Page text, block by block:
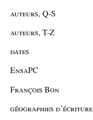
auteurs, Q-S
auteurs, T-Z
dates
EnsaPC
François Bon
géographies d’écriture